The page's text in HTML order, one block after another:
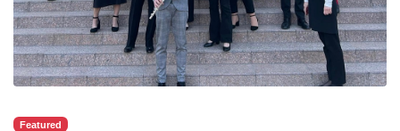
Featured